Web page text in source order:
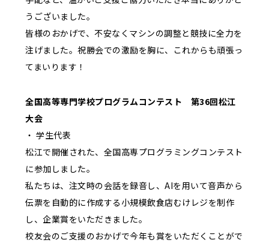
うございました。
皆様のおかげで、不安なくマシンの調整と競技に全力を
注げました。祝勝会での激励を胸に、これからも頑張っ
てまいります！
全国高等専門学校プログラムコンテスト 第36回松江
大会
・ 学生代表
松江で開催された、全国高専プログラミングコンテスト
に参加しました。
私たちは、注文時の会話を録音し、AIを用いて音声から
伝票を自動的に作成する小規模飲食店むけレジを制作
し、企業賞をいただきました。
校友会のご支援のおかげで今年も賞をいただくことがで